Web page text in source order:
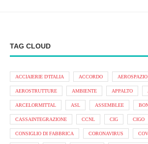
TAG CLOUD
ACCIAIERIE D'ITALIA ACCORDO AEROSPAZIO
AEROSTRUTTURE AMBIENTE APPALTO
ARCELORMITTAL ASL ASSEMBLEE
CASSAINTEGRAZIONE CCNL CIG CIGO
CONSIGLIO DI FABBRICA CORONAVIRUS